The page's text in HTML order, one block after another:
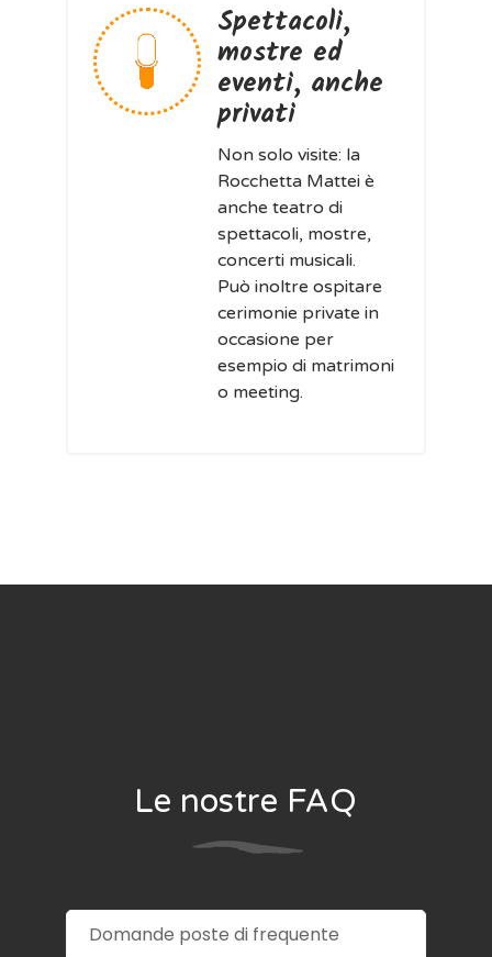
Spettacoli,
mostre ed
eventi, anche
privati
Non solo visite: la
Rocchetta Mattei è
anche teatro di
spettacoli, mostre,
concerti musicali.
Può inoltre ospitare
cerimonie private in
occasione per
esempio di matrimoni
o meeting.
Le nostre FAQ
Domande poste di frequente